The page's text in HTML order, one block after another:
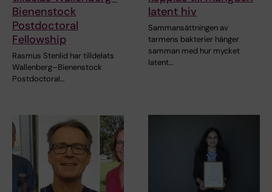
Bienenstock
Postdoctoral
Fellowship
Rasmus Stenlid har tilldelats
Wallenberg–Bienenstock
Postdoctoral…
latent hiv
Sammansättningen av
tarmens bakterier hänger
samman med hur mycket
latent…